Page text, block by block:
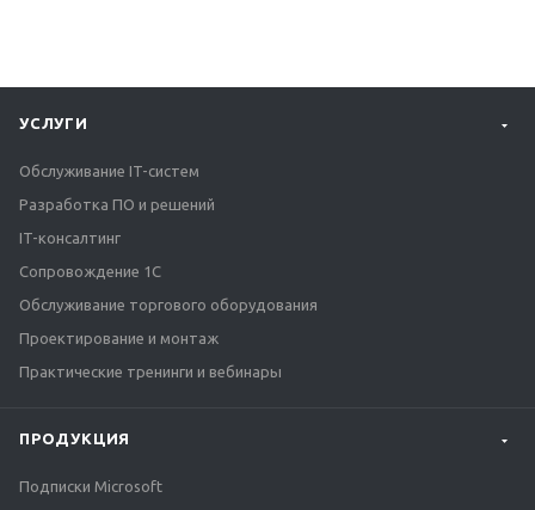
УСЛУГИ
Обслуживание IT-систем
Разработка ПО и решений
IT-консалтинг
Сопровождение 1С
Обслуживание торгового оборудования
Проектирование и монтаж
Практические тренинги и вебинары
ПРОДУКЦИЯ
Подписки Microsoft